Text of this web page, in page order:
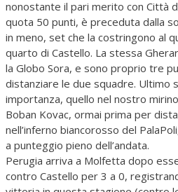
nonostante il pari merito con Città
quota 50 punti, è preceduta dalla
in meno, set che la costringono al
quarto di Castello. La stessa
la Globo Sora, e sono proprio tre
distanziare le due squadre. Ultimo
importanza, quello nel nostro
Boban Kovac, ormai prima per
nell’inferno biancorosso del
a punteggio pieno dell’andata.
Perugia arriva a Molfetta dopo
contro Castello per 3 a 0,